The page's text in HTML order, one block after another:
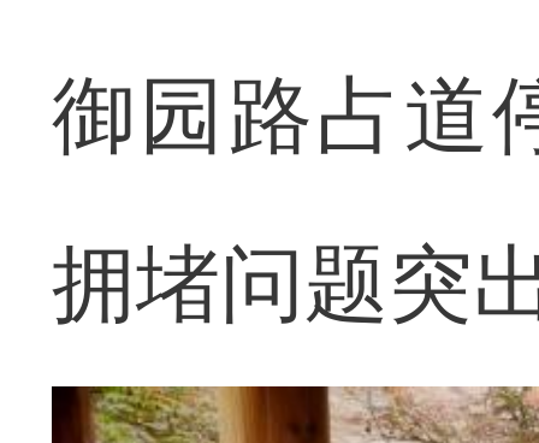
御园路占道
拥堵问题突